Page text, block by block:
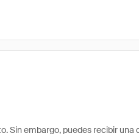
Sin embargo, puedes recibir una